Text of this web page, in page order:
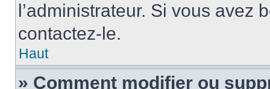
l’administrateur. Si vous avez
contactez-le.
Haut
» Comment modifier ou